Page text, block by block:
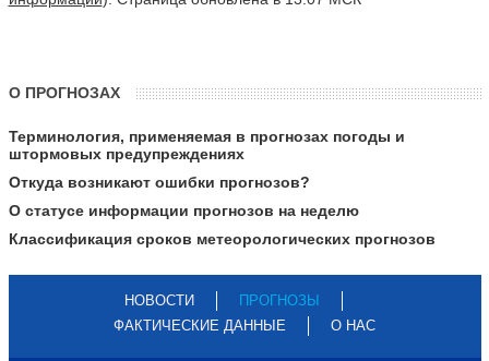
О ПРОГНОЗАХ
Терминология, применяемая в прогнозах погоды и
штормовых предупреждениях
Откуда возникают ошибки прогнозов?
О статусе информации прогнозов на неделю
Классификация сроков метеорологических прогнозов
НОВОСТИ
ПРОГНОЗЫ
ФАКТИЧЕСКИЕ ДАННЫЕ
О НАС